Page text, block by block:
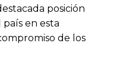
posición
en esta
de los